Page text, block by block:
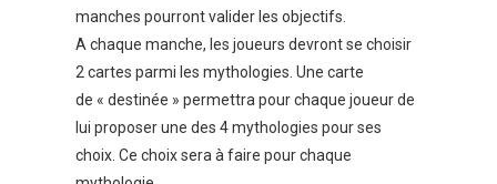
manches pourront valider les objectifs.
A chaque manche, les joueurs devront se choisir
2 cartes parmi les mythologies. Une carte
de « destinée » permettra pour chaque joueur de
lui proposer une des 4 mythologies pour ses
choix. Ce choix sera à faire pour chaque